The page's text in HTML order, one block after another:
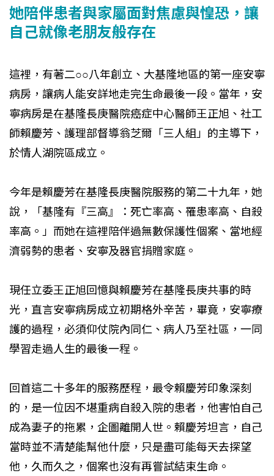
她陪伴患者與家屬面對焦慮與惶恐，讓
自己就像老朋友般存在
這裡，有著二○○八年創立、大基隆地區的第一座安寧
病房，讓病人能安詳地走完生命最後一段。當年，安
寧病房是在基隆長庚醫院癌症中心醫師王正旭、社工
師賴慶芳、護理部督導翁芝爾「三人組」的主導下，
於情人湖院區成立。
今年是賴慶芳在基隆長庚醫院服務的第二十九年，她
說，「基隆有『三高』：死亡率高、罹患率高、自殺
率高。」而她在這裡陪伴過無數保護性個案、當地經
濟弱勢的患者、安寧及器官捐贈家庭。
現任立委王正旭回憶與賴慶芳在基隆長庚共事的時
光，直言安寧病房成立初期格外辛苦，畢竟，安寧療
護的過程，必須仰仗院內同仁、病人乃至社區，一同
學習走過人生的最後一程。
回首這二十多年的服務歷程，最令賴慶芳印象深刻
的，是一位因不堪重病自殺入院的患者，他害怕自己
成為妻子的拖累，企圖離開人世。賴慶芳坦言，自己
當時並不清楚能幫他什麼，只是盡可能每天去探望
他，久而久之，個案也沒有再嘗試結束生命。